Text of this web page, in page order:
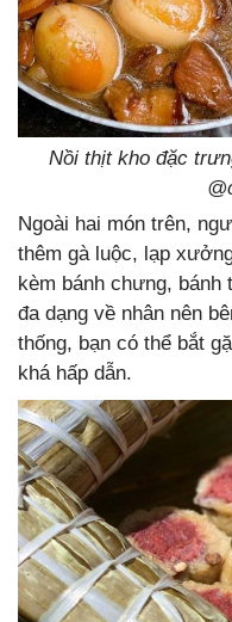
Nồi thịt kho đặc
Ngoài hai món trên,
thêm gà luộc, lạp
kèm bánh chưng, bánh
đa dạng về nhân nên
thống, bạn có thể bắt
khá hấp dẫn.